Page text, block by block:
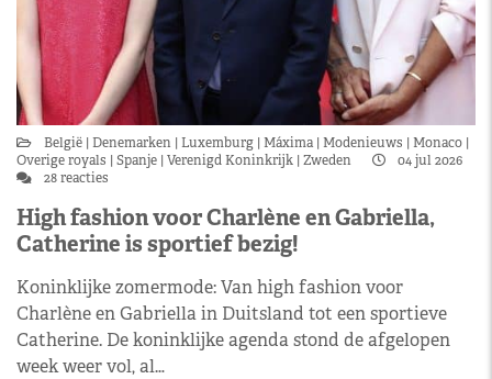
België Denemarken Luxemburg Máxima Modenieuws
Monaco
Overige royals
Spanje Verenigd Koninkrijk Zweden
04 jul 2026
28 reacties
High fashion voor Charlène en Gabriella,
Catherine is sportief bezig!
Koninklijke zomermode: Van high fashion voor
Charlène en Gabriella in Duitsland tot een sportieve
Catherine. De koninklijke agenda stond de afgelopen
week weer vol, al…